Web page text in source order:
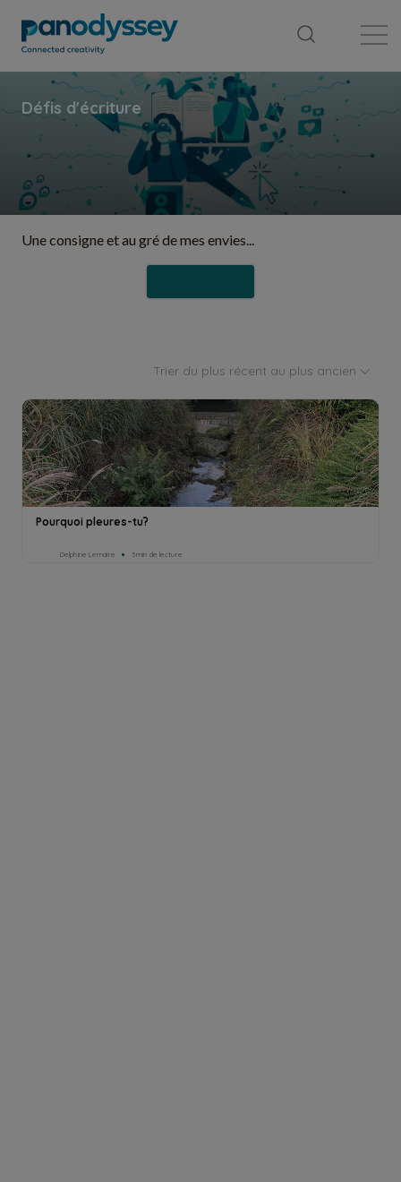
Une consigne et au gré de mes envies...
Trier du plus récent au plus ancien
Pourquoi pleures-tu?
Delphine Lemaire 3min de lecture